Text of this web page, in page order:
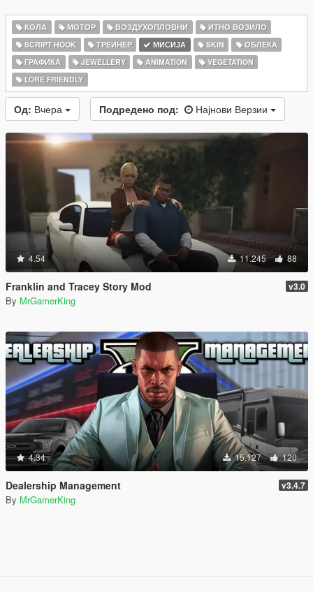
КОЛА МОТОР ВОЗДУХОПЛОВНИ
ИТНО ВОЗИЛО
SCRIPT HOOK
ТРЕИНЕР МИСИЈА SKIN
ОБЛЕКА
ГРАФИКА
JEWELLERY ANIMATION
VEGETATION
LORE FRIENDLY
Од: Вчера Подредено под: Најнови Верзии
4.54 11.245 88
Franklin and Tracey Story Mod v3.0
By MrGamerKing
4.34 15.127 120
Dealership Management v3.4.7
By MrGamerKing